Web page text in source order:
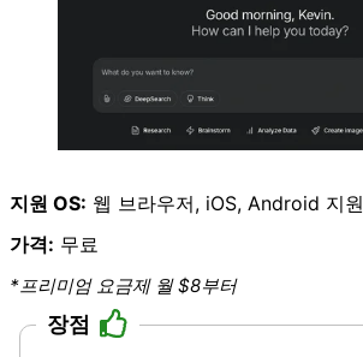
지원 OS: 웹 브라우저, iOS, Android 지원
가격: 무료
*프리미엄 요금제 월 $8부터
장점